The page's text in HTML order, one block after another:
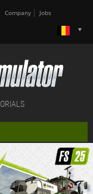
Company Jobs